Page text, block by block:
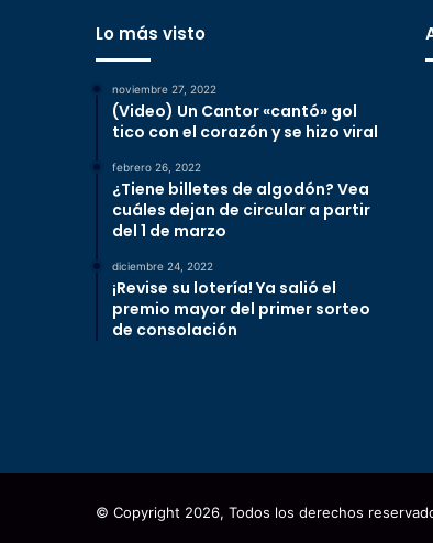
Lo más visto
noviembre 27, 2022
(Video) Un Cantor «cantó» gol
tico con el corazón y se hizo viral
febrero 26, 2022
¿Tiene billetes de algodón? Vea
cuáles dejan de circular a partir
del 1 de marzo
diciembre 24, 2022
¡Revise su lotería! Ya salió el
premio mayor del primer sorteo
de consolación
© Copyright 2026, Todos los derechos